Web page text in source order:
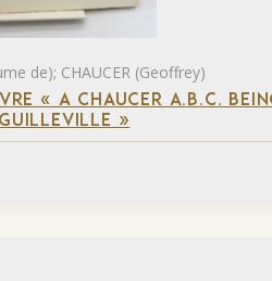
de); CHAUCER (Geoffrey)
« A CHAUCER A.B.C.
»